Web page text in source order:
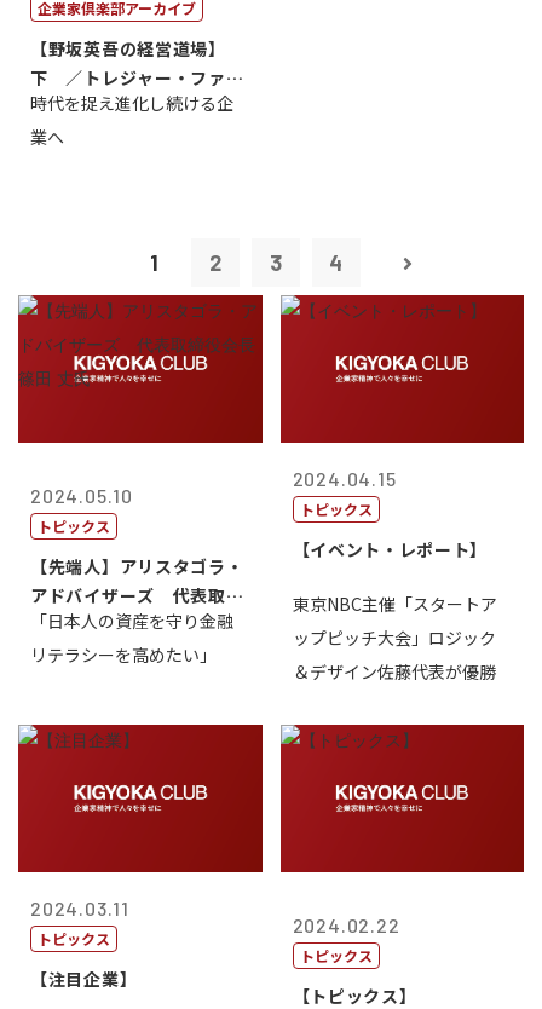
企業家倶楽部アーカイブ
【野坂英吾の経営道場】
下 ／トレジャー・ファク
トリー社長野坂...
時代を捉え進化し続ける企
業へ
1 2 3 4
2024.05.10
トピックス
【先端人】アリスタゴラ・
アドバイザーズ 代表取締
役会長 篠田...
「日本人の資産を守り金融
リテラシーを高めたい」
2024.04.15
トピックス
【イベント・レポート】
東京NBC主催「スタートア
ップピッチ大会」ロジック
＆デザイン佐藤代表が優勝
2024.03.11
トピックス
【注目企業】
2024.02.22
トピックス
【トピックス】